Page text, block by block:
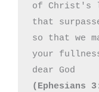
of Christ's
that
so that we
your
(Ephesians